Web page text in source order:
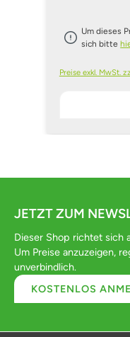
Um dieses
sich bitte
Preise exkl. MwSt.
JETZT ZUM
Dieser Shop richtet sich
Um Preise anzuzeigen,
unverbindlich.
KOSTENLOS